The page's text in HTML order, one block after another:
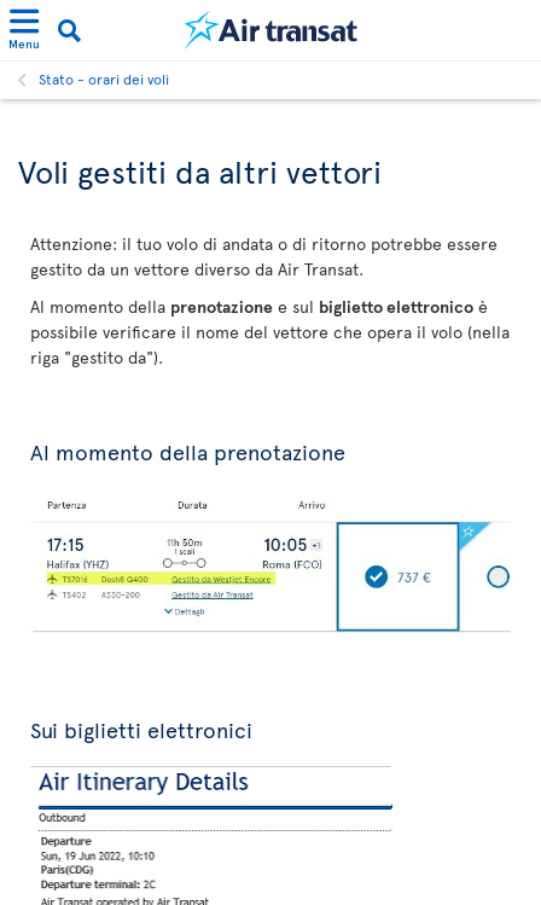
Menu
Stato - orari dei voli
Voli gestiti da altri vettori
Attenzione: il tuo volo di andata o di ritorno potrebbe essere
gestito da un vettore diverso da Air Transat.
Al momento della prenotazione e sul biglietto elettronico è
possibile verificare il nome del vettore che opera il volo (nella
riga "gestito da").
Al momento della prenotazione
Sui biglietti elettronici